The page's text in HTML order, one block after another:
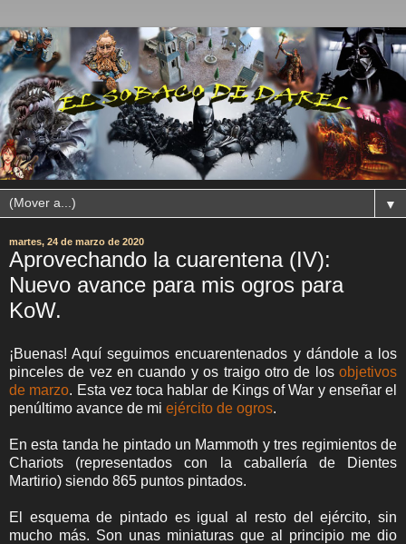
▼
martes, 24 de marzo de 2020
Aprovechando la cuarentena (IV):
Nuevo avance para mis ogros para
KoW.
¡Buenas! Aquí seguimos encuarentenados y dándole a los
pinceles de vez en cuando y os traigo otro de los objetivos
de marzo. Esta vez toca hablar de Kings of War y enseñar el
penúltimo avance de mi ejército de ogros.
En esta tanda he pintado un Mammoth y tres regimientos de
Chariots (representados con la caballería de Dientes
Martirio) siendo 865 puntos pintados.
El esquema de pintado es igual al resto del ejército, sin
mucho más. Son unas miniaturas que al principio me dio